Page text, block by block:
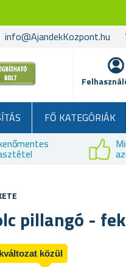
info@AjandekKozpont.hu
FŐ KATEGÓRIÁK
pillangó -
közül